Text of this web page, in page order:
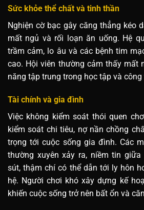
Sức khỏe thể chất và tinh thần
Nghiện cờ bạc gây căng thẳng kéo
mất ngủ và rối loạn ăn uống. Hệ
trầm cảm, lo âu và các bệnh tim
cao. Hội viên thường cảm thấy mất
năng tập trung trong học tập và công
Tài chính và gia đình
Việc không kiểm soát thói quen
kiểm soát chi tiêu, nợ nần chồng
trọng tới cuộc sống gia đình. Các
thường xuyên xảy ra, niềm tin
sút, thậm chí có thể dẫn tới ly hôn
hệ. Người chơi khó xây dựng kế
khiến cuộc sống trở nên bất ổn và